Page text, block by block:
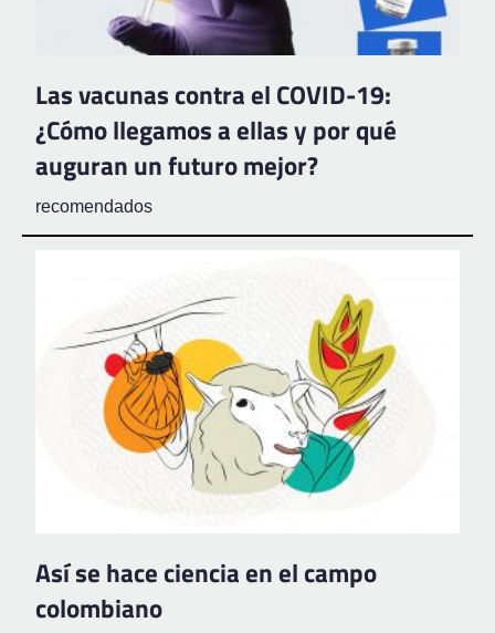
Las vacunas contra el COVID-19:
¿Cómo llegamos a ellas y por qué
auguran un futuro mejor?
recomendados
Así se hace ciencia en el campo
colombiano